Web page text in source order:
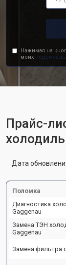
Нажимая на
моих
Прайс-
Дата
Поломка
Диагностика
Gaggenau
Замена ТЭН
Gaggenau
Замена фильтра